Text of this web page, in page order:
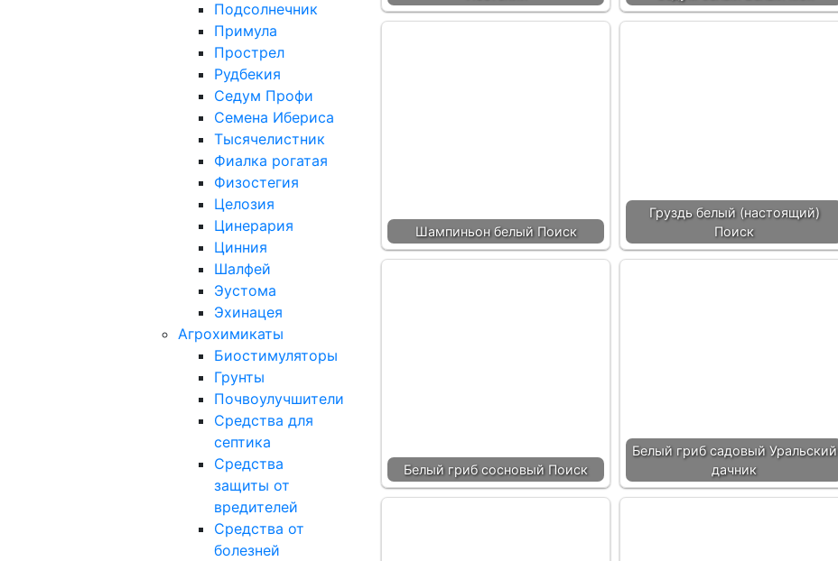
Подсолнечник
Примула
Прострел
Рудбекия
Седум Профи
Семена Ибериса
Тысячелистник
Фиалка рогатая
Физостегия
Целозия
Цинерария
Цинния
Шалфей
Эустома
Эхинацея
Агрохимикаты
Биостимуляторы
Грунты
Почвоулучшители
Средства для
септика
Средства
защиты от
вредителей
Средства от
болезней
Шампиньон белый Поиск
Груздь белый (настоящий)
Поиск
Белый гриб сосновый Поиск
Белый гриб садовый Уральский
дачник